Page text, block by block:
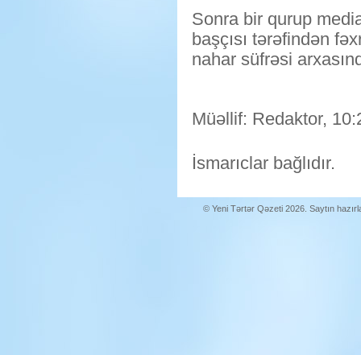
Sonra bir qurup
başçısı tərəfindən
nahar süfrəsi
Müəllif: Redaktor,
İsmarıclar bağlıdır.
© Yeni Tərtər Qəzeti 2026. Saytın